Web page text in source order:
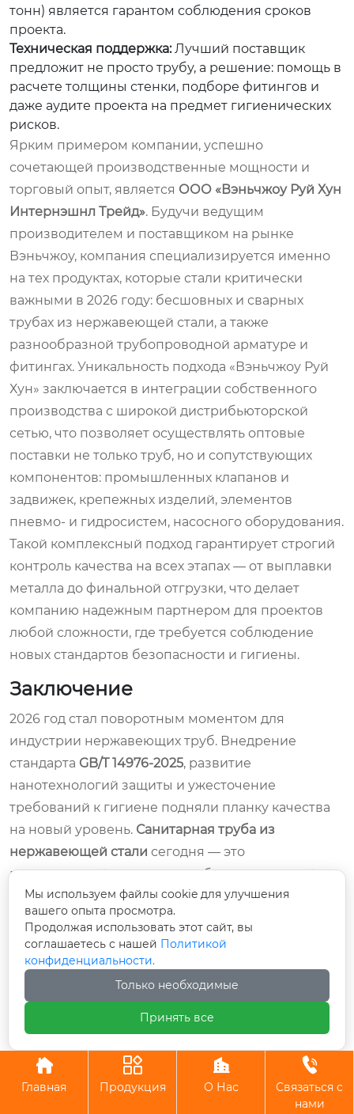
тонн) является гарантом соблюдения сроков
проекта.
Техническая поддержка:Лучший поставщик
предложит не просто трубу, а решение: помощь в
расчете толщины стенки, подборе фитингов и
даже аудите проекта на предмет гигиенических
рисков.
Ярким примером компании, успешно
сочетающей производственные мощности и
торговый опыт, является ООО «Вэньчжоу Руй Хун
Интернэшнл Трейд». Будучи ведущим
производителем и поставщиком на рынке
Вэньчжоу, компания специализируется именно
на тех продуктах, которые стали критически
важными в 2026 году: бесшовных и сварных
трубах из нержавеющей стали, а также
разнообразной трубопроводной арматуре и
фитингах. Уникальность подхода «Вэньчжоу Руй
Хун» заключается в интеграции собственного
производства с широкой дистрибьюторской
сетью, что позволяет осуществлять оптовые
поставки не только труб, но и сопутствующих
компонентов: промышленных клапанов и
задвижек, крепежных изделий, элементов
пневмо- и гидросистем, насосного оборудования.
Такой комплексный подход гарантирует строгий
контроль качества на всех этапах — от выплавки
металла до финальной отгрузки, что делает
компанию надежным партнером для проектов
любой сложности, где требуется соблюдение
новых стандартов безопасности и гигиены.
Заключение
2026 год стал поворотным моментом для
индустрии нержавеющих труб. Внедрение
стандарта GB/T 14976-2025, развитие
нанотехнологий защиты и ужесточение
требований к гигиене подняли планку качества
на новый уровень. Санитарная труба из
нержавеющей стали сегодня — это
высокоточный инструмент, обеспечивающий
безопасность жизни и здоровья людей, а также
надежность сложных промышленных процессов.
Инвестиции в качественные трубы от
проверенных производителей, соответствующие
новейшим стандартам, окупаются многократно за
счет снижения эксплуатационных расходов,
чистоты конечного продукта. В мире, где
требования к экологии и безопасности

Главная

Продукция

О Нас

Связаться с
нами
Мы используем файлы cookie для улучшения
вашего опыта просмотра.
Продолжая использовать этот сайт, вы
соглашаетесь с нашей Политикой
конфиденциальности.
Только необходимые
Принять все